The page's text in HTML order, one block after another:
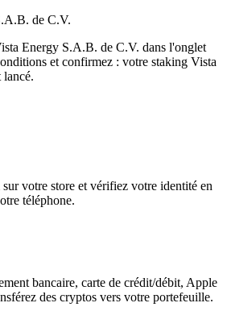
de C.V.
Energy S.A.B. de C.V. dans l'onglet
et confirmez : votre staking Vista
votre store et vérifiez votre identité en
téléphone.
bancaire, carte de crédit/débit, Apple
des cryptos vers votre portefeuille.